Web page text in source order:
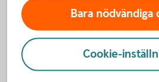
avkastning är +52
Logga in och börja
Bara nödvändiga
Cookie-